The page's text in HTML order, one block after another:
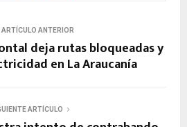
ARTÍCULO ANTERIOR
deja rutas bloqueadas y
en La Araucanía
ARTÍCULO